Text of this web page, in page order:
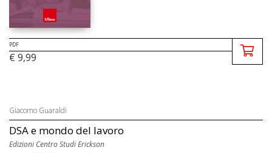
PDF
€ 9,99
Giacomo Guaraldi
DSA e mondo del lavoro
Edizioni Centro Studi Erickson